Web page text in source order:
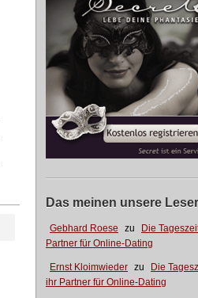
Das meinen unsere Leser
Gebhard Roese zu
Die
Partner für Online-Dating
Ernst Kloimwieder zu
Die
ihr Partner für Online-Dating